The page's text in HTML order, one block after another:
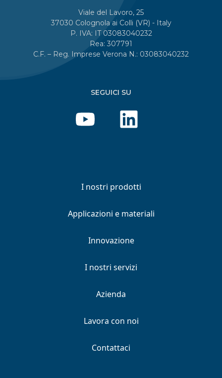
Viale del Lavoro, 25
37030 Colognola ai Colli (VR) - Italy
P. IVA: IT 03083040232
Rea: 307791
C.F. – Reg. Imprese Verona N.: 03083040232
SEGUICI SU
I nostri prodotti
Applicazioni e materiali
Innovazione
I nostri servizi
Azienda
Lavora con noi
Contattaci